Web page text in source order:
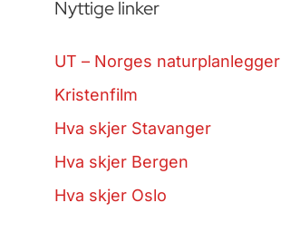
Nyttige linker
UT – Norges naturplanlegger
Kristenfilm
Hva skjer Stavanger
Hva skjer Bergen
Hva skjer Oslo